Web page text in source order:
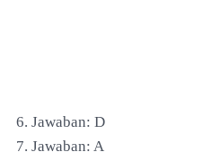
6. Jawaban: D
7. Jawaban: A